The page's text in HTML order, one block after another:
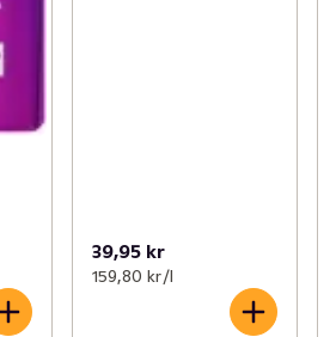
39,95 kr
159,80 kr /l